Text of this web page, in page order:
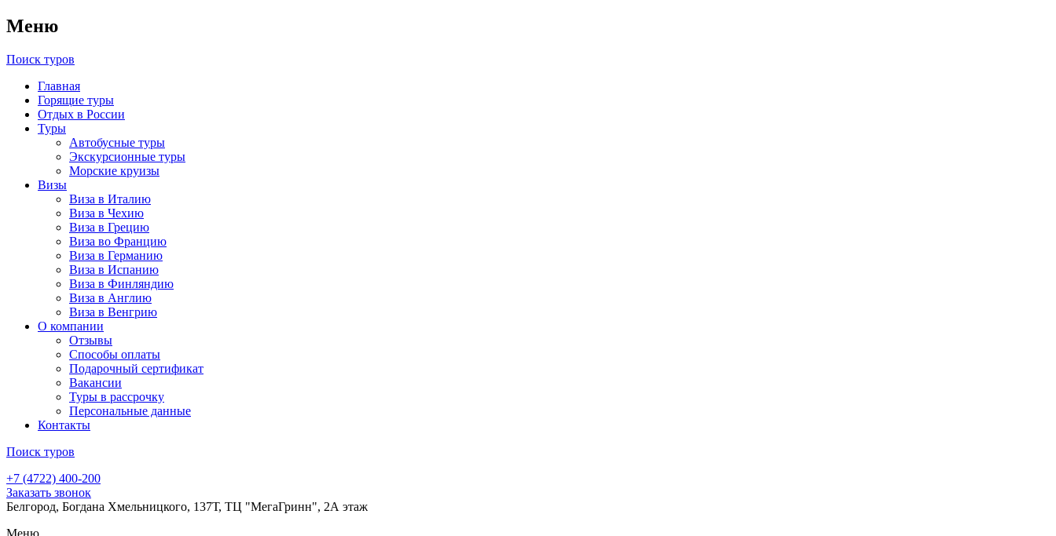
Меню
Поиск туров
Главная
Горящие туры
Отдых в России
Туры
Автобусные туры
Экскурсионные туры
Морские круизы
Визы
Виза в Италию
Виза в Чехию
Виза в Грецию
Виза во Францию
Виза в Германию
Виза в Испанию
Виза в Финляндию
Виза в Англию
Виза в Венгрию
О компании
Отзывы
Способы оплаты
Подарочный сертификат
Вакансии
Туры в рассрочку
Персональные данные
Контакты
Поиск туров
+7 (4722) 400-200
Заказать звонок
Белгород, Богдана Хмельницкого, 137Т, ТЦ "МегаГринн", 2А этаж
Меню